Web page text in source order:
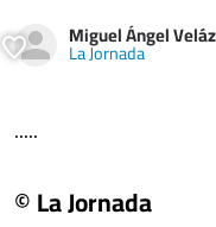
Miguel Ángel
La Jornada
.....
© La Jornada